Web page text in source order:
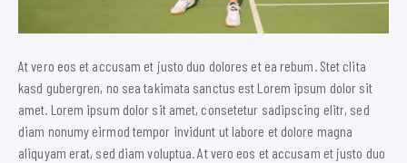
At vero eos et accusam et justo duo dolores et ea rebum. Stet clita
kasd gubergren, no sea takimata sanctus est Lorem ipsum dolor sit
amet. Lorem ipsum dolor sit amet, consetetur sadipscing elitr, sed
diam nonumy eirmod tempor invidunt ut labore et dolore magna
aliquyam erat, sed diam voluptua. At vero eos et accusam et justo duo